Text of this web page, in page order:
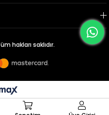
hakları saklıdır.